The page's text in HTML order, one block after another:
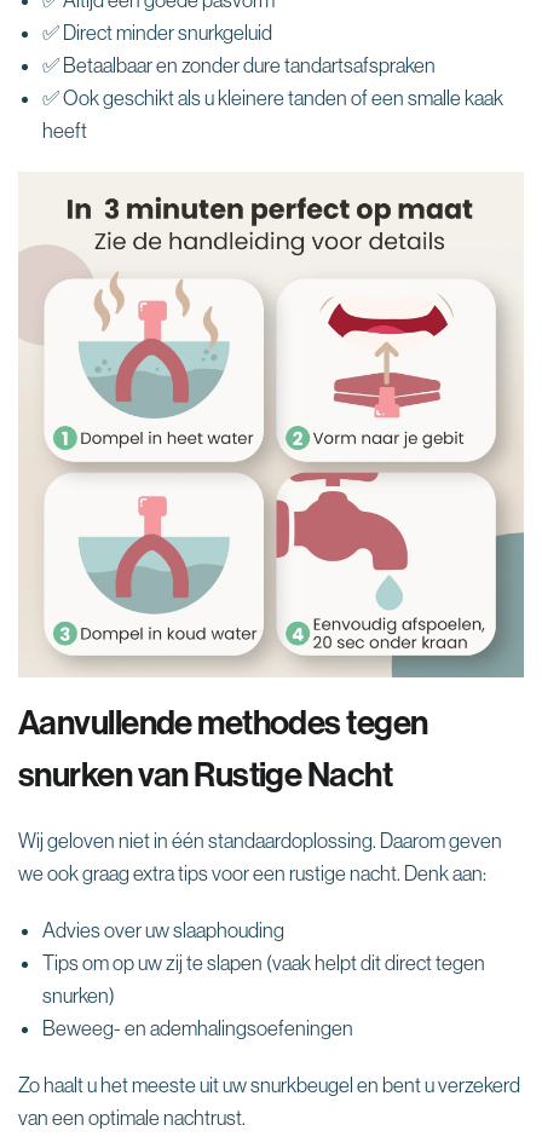
“
✅ Direct minder snurkgeluid
✅ Betaalbaar en zonder dure tandartsafspraken
✅ Ook geschikt als u kleinere tanden of een smalle kaak
heeft
Aanvullende methodes tegen
snurken van Rustige Nacht
Wij geloven niet in één standaardoplossing. Daarom geven
we ook graag extra tips voor een rustige nacht. Denk aan:
Advies over uw slaaphouding
Tips om op uw zij te slapen (vaak helpt dit direct tegen
snurken)
Beweeg- en ademhalingsoefeningen
Zo haalt u het meeste uit uw snurkbeugel en bent u verzekerd
van een optimale nachtrust.